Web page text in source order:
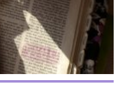
Mitarbeiterplan
Kontakt